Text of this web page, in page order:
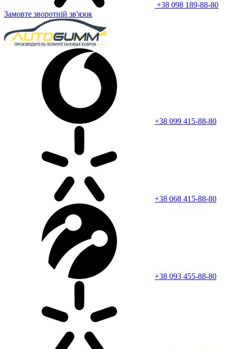
+38 098 189-88-80
Замовте зворотній зв'язок
+38 099 415-88-80
+38 068 415-88-80
+38 093 455-88-80